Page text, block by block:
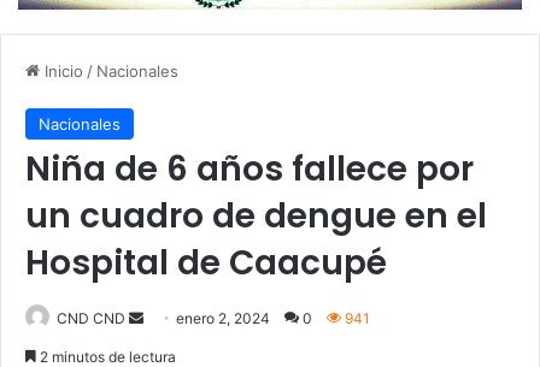
Inicio / Nacionales
Nacionales
Niña de 6 años fallece por
un cuadro de dengue en el
Hospital de Caacupé
CND CND
Sendenero 2, 2024 0 941
2 minutos de lectura